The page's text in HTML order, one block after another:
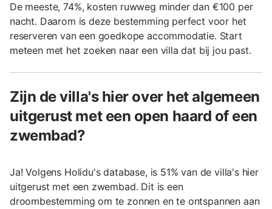
De meeste, 74%, kosten ruwweg minder dan €100 per
nacht. Daarom is deze bestemming perfect voor het
reserveren van een goedkope accommodatie. Start
meteen met het zoeken naar een villa dat bij jou past.
Zijn de villa's hier over het algemeen
uitgerust met een open haard of een
zwembad?
Ja! Volgens Holidu's database, is 51% van de villa's hier
uitgerust met een zwembad. Dit is een
droombestemming om te zonnen en te ontspannen aan